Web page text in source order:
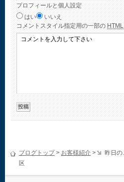
プロフィールと個人設定
はい
いいえ
コメント スタイル指定用の一部の HTML
ブログトップ> お客様紹介 >
昨日
区